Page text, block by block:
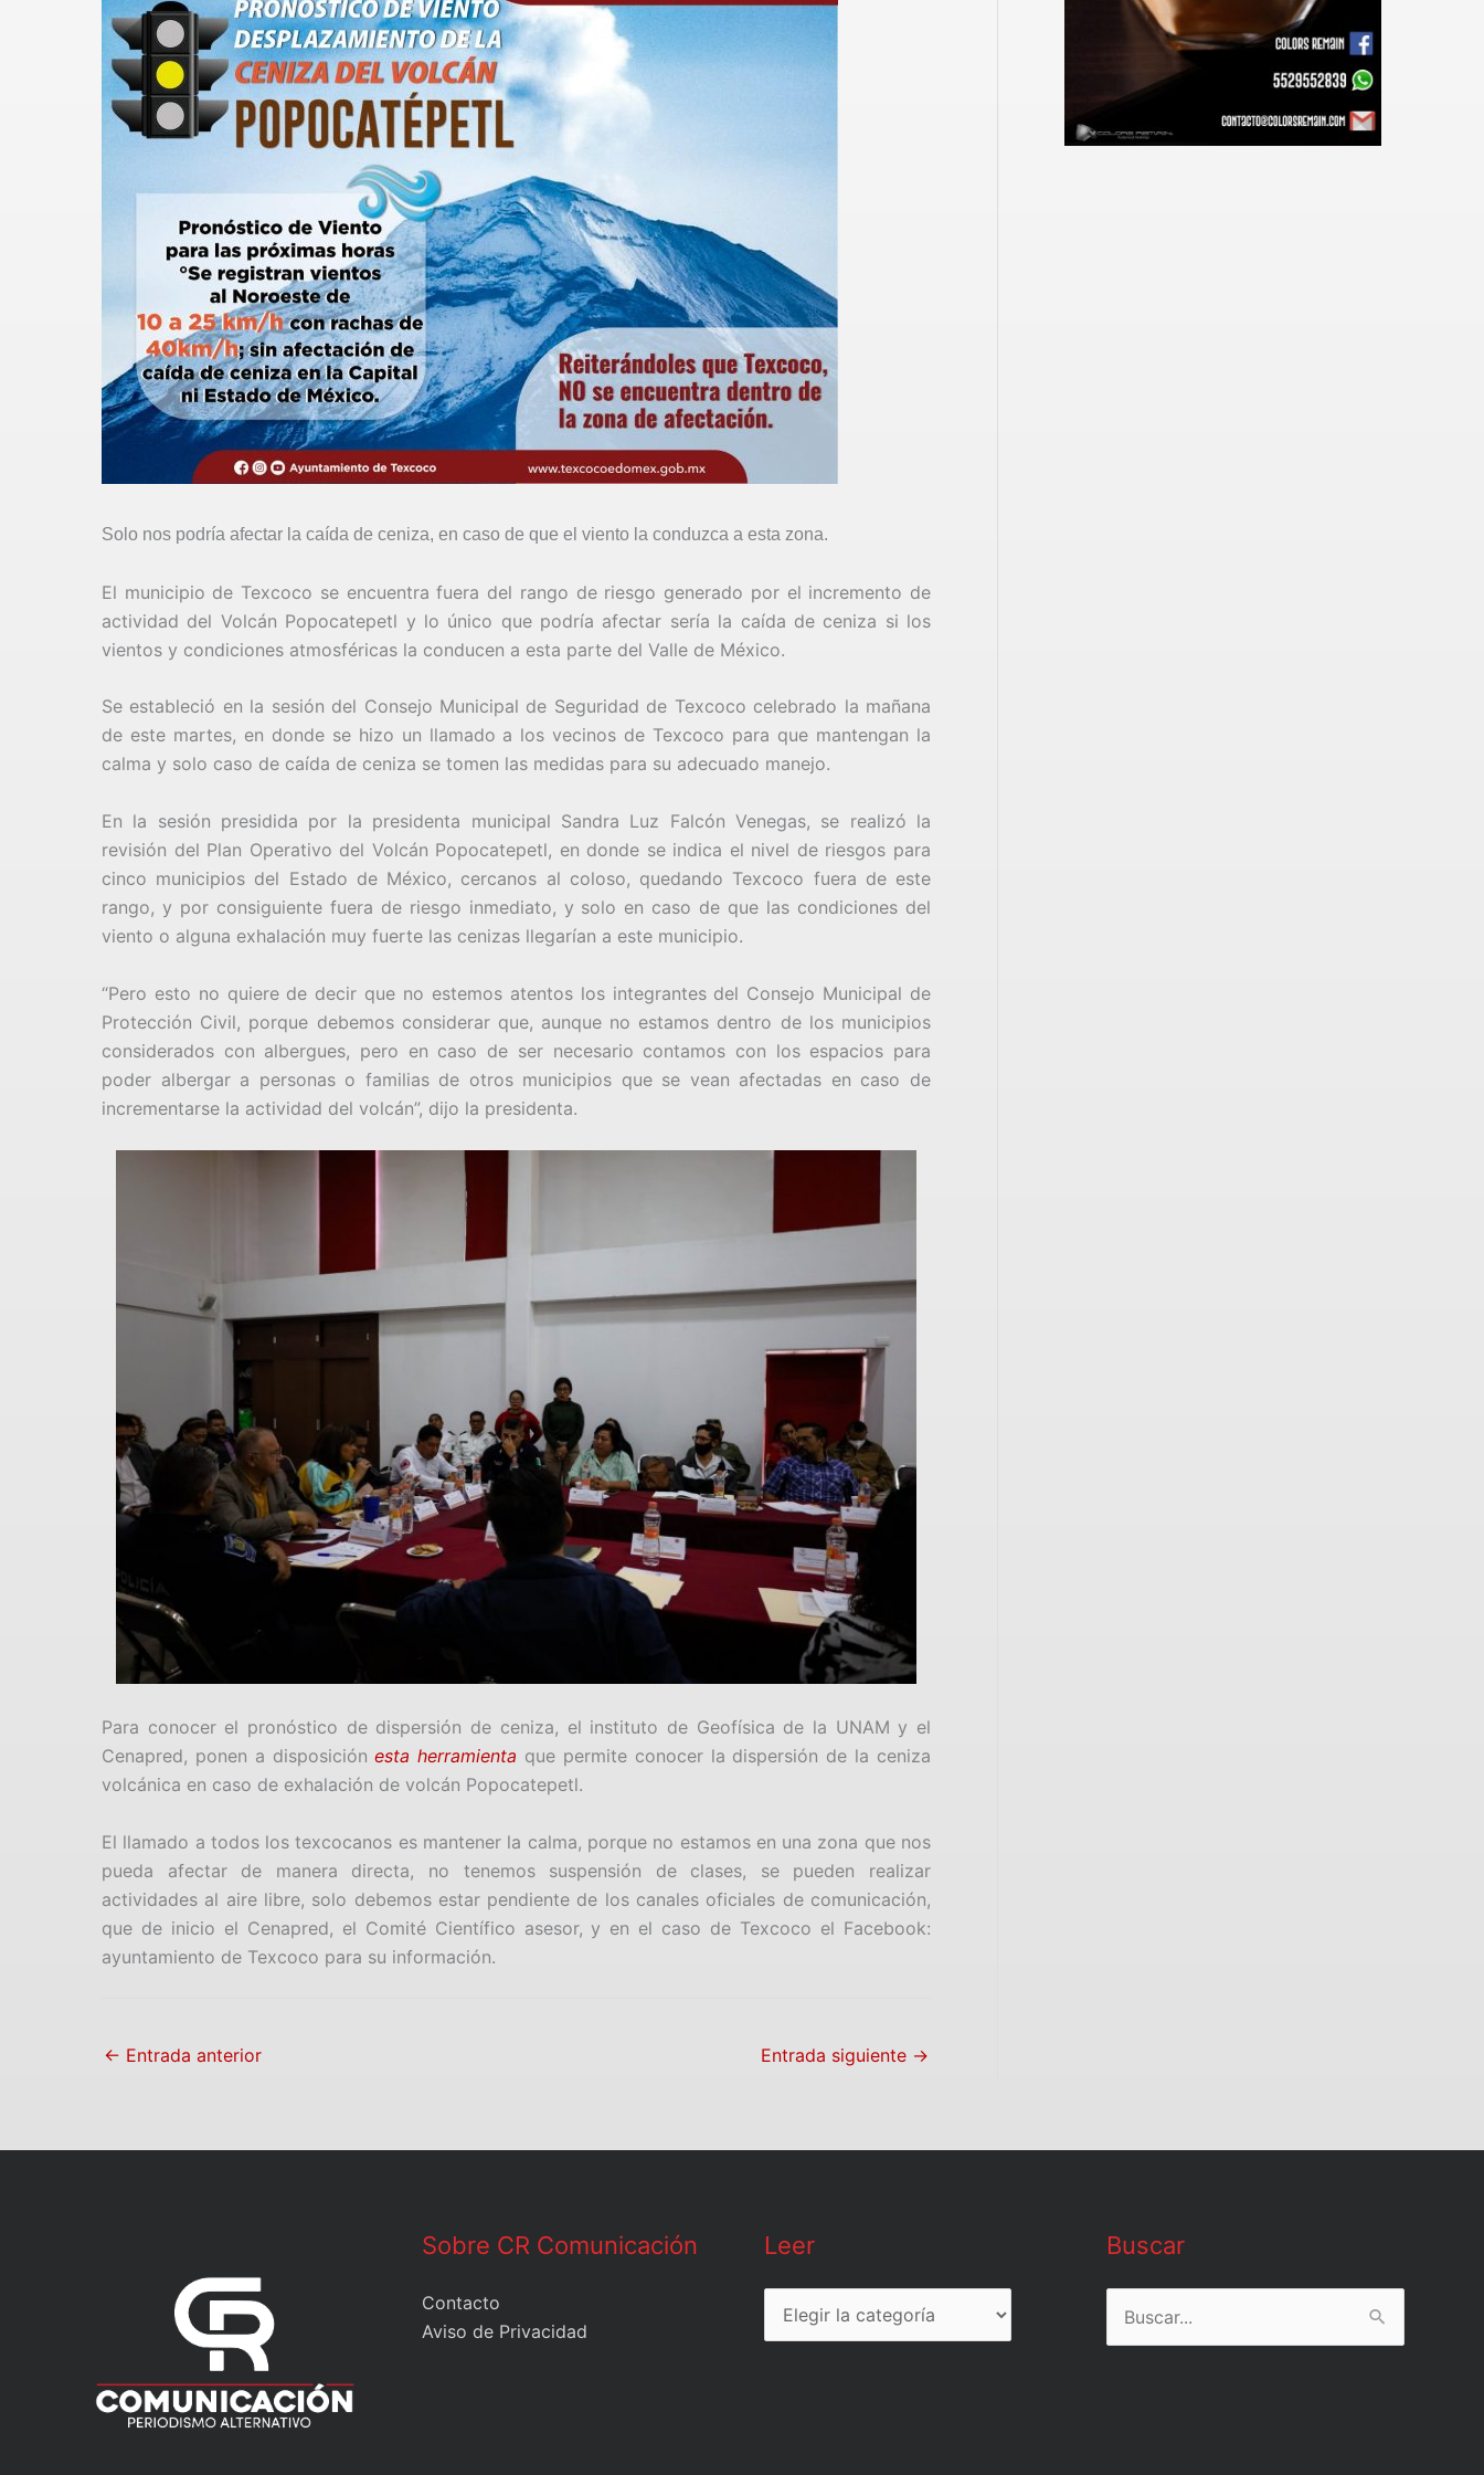
Solo nos podría afectar la caída de ceniza, en caso de que el viento la conduzca a esta zona.
El municipio de Texcoco se encuentra fuera del rango de riesgo generado por el incremento de
actividad del Volcán Popocatepetl y lo único que podría afectar sería la caída de ceniza si los
vientos y condiciones atmosféricas la conducen a esta parte del Valle de México.
Se estableció en la sesión del Consejo Municipal de Seguridad de Texcoco celebrado la mañana
de este martes, en donde se hizo un llamado a los vecinos de Texcoco para que mantengan la
calma y solo caso de caída de ceniza se tomen las medidas para su adecuado manejo.
En la sesión presidida por la presidenta municipal Sandra Luz Falcón Venegas, se realizó la
revisión del Plan Operativo del Volcán Popocatepetl, en donde se indica el nivel de riesgos para
cinco municipios del Estado de México, cercanos al coloso, quedando Texcoco fuera de este
rango, y por consiguiente fuera de riesgo inmediato, y solo en caso de que las condiciones del
viento o alguna exhalación muy fuerte las cenizas llegarían a este municipio.
“Pero esto no quiere de decir que no estemos atentos los integrantes del Consejo Municipal de
Protección Civil, porque debemos considerar que, aunque no estamos dentro de los municipios
considerados con albergues, pero en caso de ser necesario contamos con los espacios para
poder albergar a personas o familias de otros municipios que se vean afectadas en caso de
incrementarse la actividad del volcán”, dijo la presidenta.
Para conocer el pronóstico de dispersión de ceniza, el instituto de Geofísica de la UNAM y el
Cenapred, ponen a disposiciónesta herramienta que permite conocer la dispersión de la ceniza
volcánica en caso de exhalación de volcán Popocatepetl.
El llamado a todos los texcocanos es mantener la calma, porque no estamos en una zona que nos
pueda afectar de manera directa, no tenemos suspensión de clases, se pueden realizar
actividades al aire libre, solo debemos estar pendiente de los canales oficiales de comunicación,
que de inicio el Cenapred, el Comité Científico asesor, y en el caso de Texcoco el Facebook:
ayuntamiento de Texcoco para su información.
← Entrada anterior Entrada siguiente →
Sobre CR Comunicación
Contacto
Aviso de Privacidad
Leer
Leer Buscar
Buscar
por: